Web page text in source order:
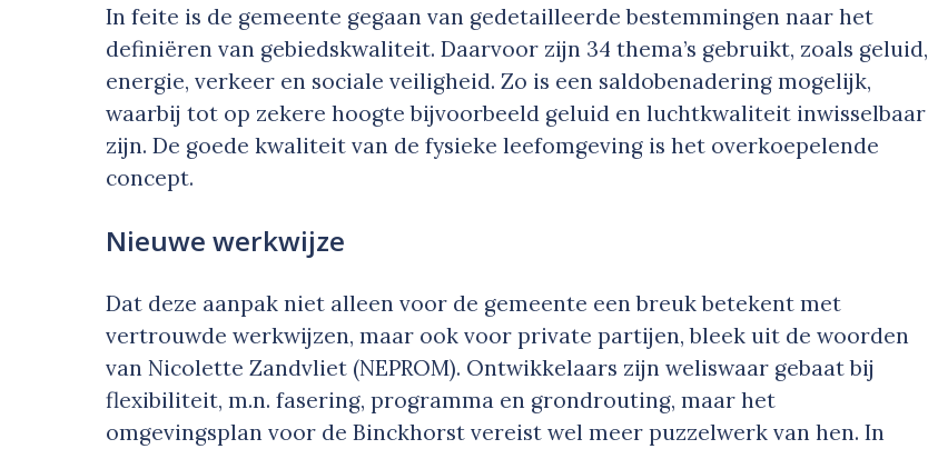
In feite is de gemeente gegaan van gedetailleerde bestemmingen naar het
definiëren van gebiedskwaliteit. Daarvoor zijn 34 thema’s gebruikt, zoals geluid,
energie, verkeer en sociale veiligheid. Zo is een saldobenadering mogelijk,
waarbij tot op zekere hoogte bijvoorbeeld geluid en luchtkwaliteit inwisselbaar
zijn. De goede kwaliteit van de fysieke leefomgeving is het overkoepelende
concept.
Nieuwe werkwijze
Dat deze aanpak niet alleen voor de gemeente een breuk betekent met
vertrouwde werkwijzen, maar ook voor private partijen, bleek uit de woorden
van Nicolette Zandvliet (NEPROM). Ontwikkelaars zijn weliswaar gebaat bij
flexibiliteit, m.n. fasering, programma en grondrouting, maar het
omgevingsplan voor de Binckhorst vereist wel meer puzzelwerk van hen. In